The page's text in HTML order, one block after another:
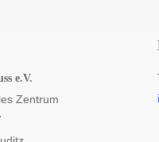
e.V.
Zentrum